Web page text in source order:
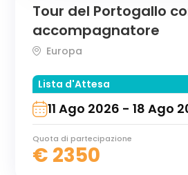
Tour del Portogallo
accompagnatore
Europa
Lista d'Attesa
11 Ago 2026 - 18 Ago
Quota di partecipazione
€ 2350